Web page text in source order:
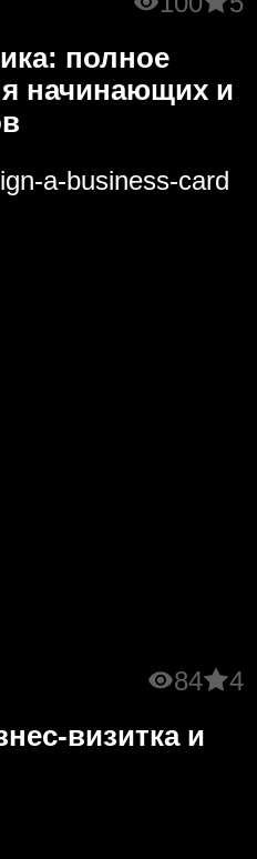
полное
начинающих и
84 4
визитка и